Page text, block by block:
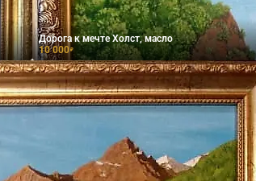
Дорога к мечте Холст, масло
10 000₽